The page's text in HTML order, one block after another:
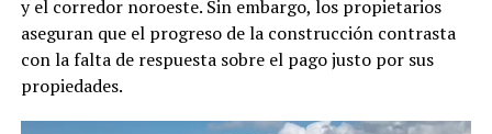
y el corredor noroeste. Sin embargo, los propietarios
aseguran que el progreso de la construcción contrasta
con la falta de respuesta sobre el pago justo por sus
propiedades.